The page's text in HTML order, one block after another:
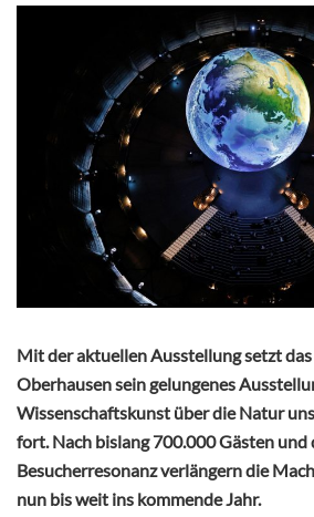
Mit der aktuellen Ausstellung setzt
Oberhausen sein gelungenes
Wissenschaftskunst über die Natur
fort. Nach bislang 700.000 Gästen
Besucherresonanz verlängern die
nun bis weit ins kommende Jahr.